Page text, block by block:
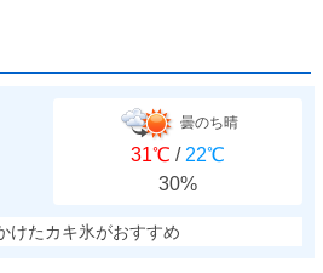
曇のち晴
31℃ / 22℃
30%
けたカキ氷がおすすめ